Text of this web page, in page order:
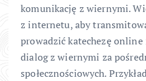
komunikację z wiernymi.
z internetu, aby
prowadzić katechezę online
dialog z wiernymi za
społecznościowych.